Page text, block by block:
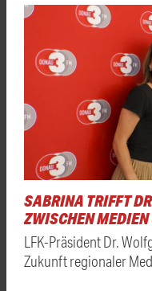
SABRINA TRIFFT
WISCHEN MEDIEN
LFK-Präsident Dr.
Zukunft regionaler